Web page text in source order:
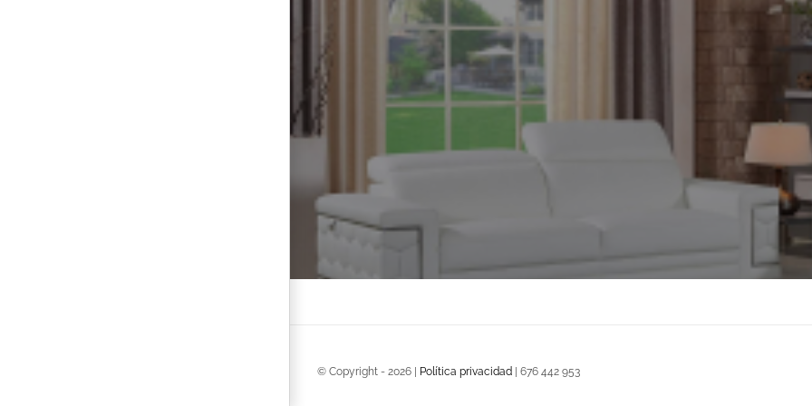
© Copyright - 2026 | Política privacidad | 676 442 953